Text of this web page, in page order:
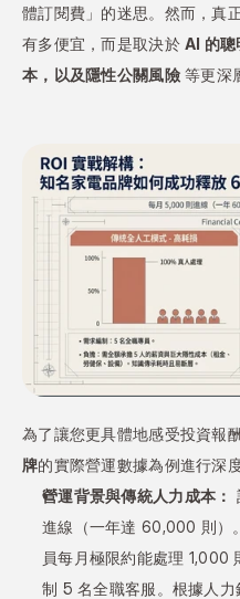
體訂閱費」的迷思。然而，真
有多便宜，而是取決於 AI 的聰
本，以及隱性公關風險 等更深
為了讓您更具體地感受投資報
牌的實際營運數據為例進行深
營運背景與傳統人力成本：
進線（一年達 60,000 則）
員每月極限約能處理 1,000
制 5 名全職客服。根據人力